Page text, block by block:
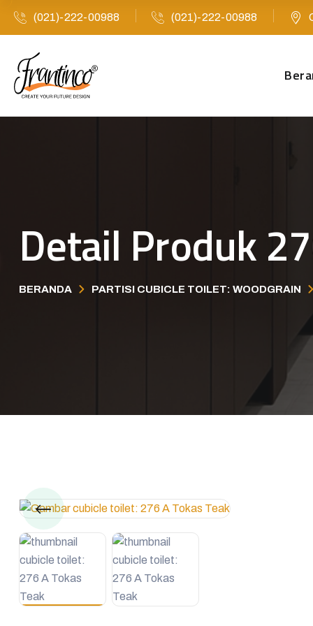
(021)-222-00988 (021)-222-00988
Detail Produk
BERANDA PARTISI CUBICLE TOILET: WOODGRAIN